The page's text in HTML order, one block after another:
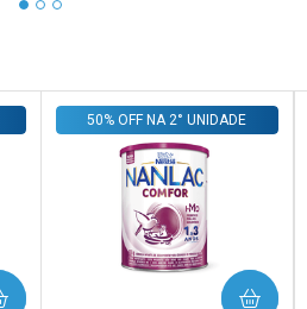
50% OFF NA 2° UNIDADE
COMPRAR